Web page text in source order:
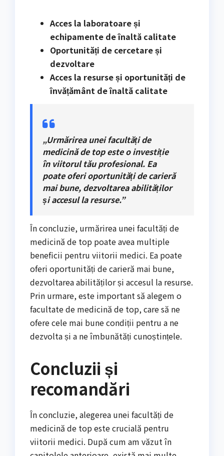
Acces la laboratoare și
echipamente de înaltă calitate
Oportunități de cercetare și
dezvoltare
Acces la resurse și oportunități de
învățământ de înaltă calitate
„Urmărirea unei facultăți de
medicină de top este o investiție
în viitorul tău profesional. Ea
poate oferi oportunități de carieră
mai bune, dezvoltarea abilităților
și accesul la resurse.”
În concluzie, urmărirea unei facultăți de
medicină de top poate avea multiple
beneficii pentru viitorii medici. Ea poate
oferi oportunități de carieră mai bune,
dezvoltarea abilităților și accesul la resurse.
Prin urmare, este important să alegem o
facultate de medicină de top, care să ne
ofere cele mai bune condiții pentru a ne
dezvolta și a ne îmbunătăți cunoștințele.
Concluzii și
recomandări
În concluzie, alegerea unei facultăți de
medicină de top este crucială pentru
viitorii medici. După cum am văzut în